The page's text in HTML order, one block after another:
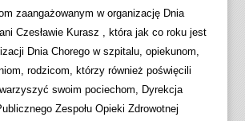
zaangażowanym w organizację Dnia
Czesławie Kurasz , która jak co roku jest
Dnia Chorego w szpitalu, opiekunom,
rodzicom, którzy również poświęcili
swoim pociechom, Dyrekcja
Zespołu Opieki Zdrowotnej